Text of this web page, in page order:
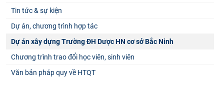
Tin tức & sự kiện
Dự án, chương trình hợp tác
Dự án xây dựng Trường ĐH Dược HN cơ sở Bắc Ninh
Chương trình trao đổi học viên, sinh viên
Văn bản pháp quy về HTQT